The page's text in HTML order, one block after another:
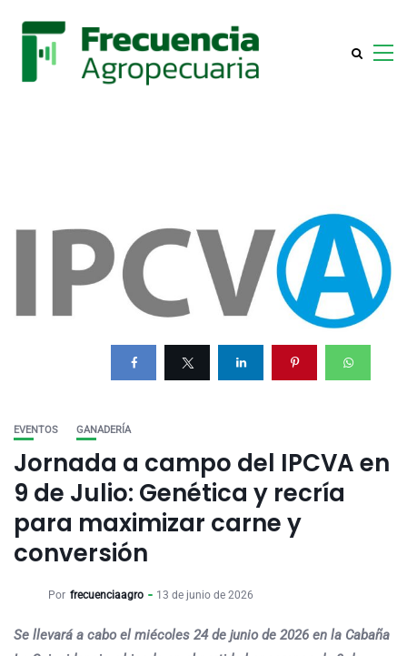
EVENTOS GANADERÍA
Jornada a campo del IPCVA en
9 de Julio: Genética y recría
para maximizar carne y
conversión
Por frecuenciaagro 13 de junio de 2026
Se llevará a cabo el miécoles 24 de junio de 2026 en la Cabaña